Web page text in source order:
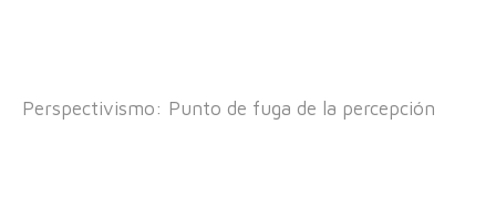
Perspectivismo: Punto de fuga de la percepción